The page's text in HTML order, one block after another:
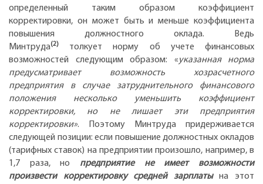
определенный таким образом коэффициент
корректировки, он может быть и меньше коэффициента
повышения должностного оклада. Ведь
Минтруда(2)
толкует норму об учете финансовых
возможностей следующим образом: «указанная норма
предусматривает возможность хозрасчетного
предприятия в случае затруднительного финансового
положения несколько уменьшить коэффициент
корректировки, но не лишает эти предприятия
корректировки». Поэтому Минтруда придерживается
следующей позиции: если повышение должностных окладов
(тарифных ставок) на предприятии произошло, например, в
1,7 раза, но предприятие не имеет возможности
произвести корректировку средней зарплатына этот